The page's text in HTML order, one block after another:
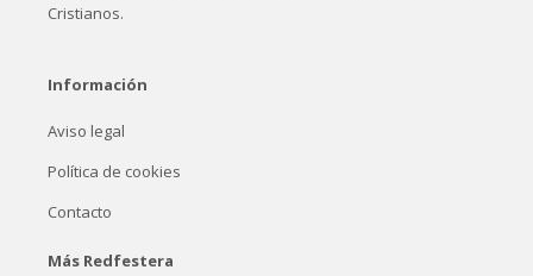
Cristianos.
Información
Aviso legal
Política de cookies
Contacto
Más Redfestera